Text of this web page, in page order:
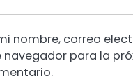
nombre, correo
navegador para la